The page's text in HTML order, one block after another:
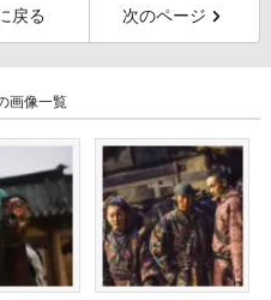
戻る 次のページ
画像一覧